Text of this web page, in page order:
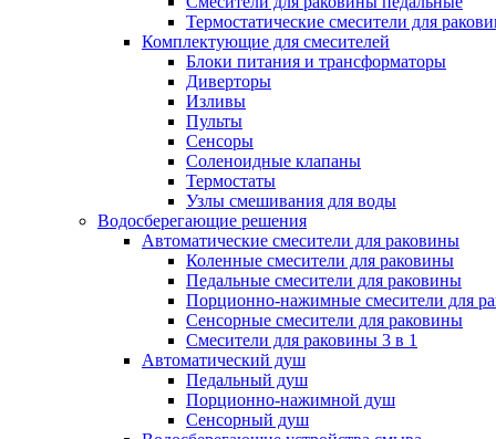
Термостатические смесители для
Комплектующие для смесителей
Блоки питания и трансформаторы
Диверторы
Изливы
Пульты
Сенсоры
Соленоидные клапаны
Термостаты
Узлы смешивания для воды
Водосберегающие решения
Автоматические смесители для раковины
Коленные смесители для раковины
Педальные смесители для раковины
Порционно-нажимные смесители для
Сенсорные смесители для раковины
Смесители для раковины 3 в 1
Автоматический душ
Педальный душ
Порционно-нажимной душ
Сенсорный душ